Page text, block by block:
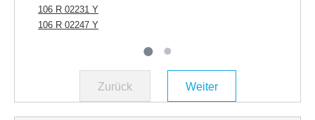
106 R 02231 Y
106 R 02247 Y
Zurück Weiter